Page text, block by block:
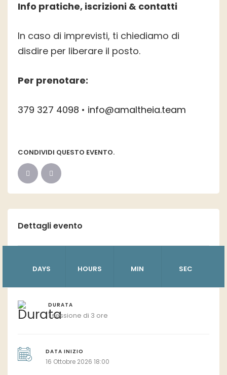
Info pratiche, iscrizioni & contatti
In caso di imprevisti, ti chiediamo di
disdire per liberare il posto.
Per prenotare:
379 327 4098 • info@amaltheia.team
CONDIVIDI QUESTO EVENTO.
Dettagli evento
DAYS HOURS MIN SEC
DURATA
1 sessione di 3 ore
DATA INIZIO
16 Ottobre 2026 18:00